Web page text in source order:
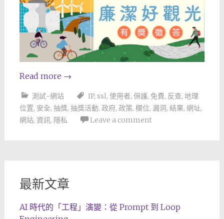
Read more →
測試-網站 IP, ssl, 使用者, 保護, 免費, 反查, 地理
位置, 安全, 抽獎, 抽獎活動, 政府, 政策, 欄位, 漏洞, 結果, 網址,
網站, 資訊, 隱私 Leave a comment
最新文章
AI 時代的「工程」演變：從 Prompt 到 Loop